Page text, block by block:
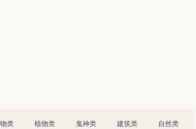
类 植物类 鬼神类 建筑类 自然类